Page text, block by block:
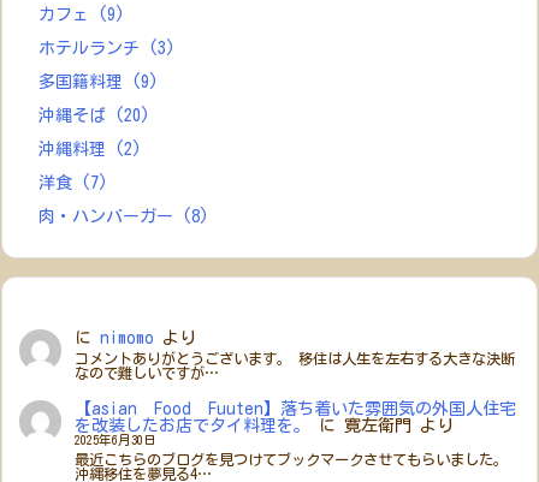
カフェ
(9)
ホテルランチ
(3)
多国籍料理
(9)
沖縄そば
(20)
沖縄料理
(2)
洋食
(7)
肉・ハンバーガー
(8)
に nimomo より
コメントありがとうございます。 移住は人生を左右する大きな決断
なので難しいですが…
【asian Food Fuuten】落ち着いた雰囲気の外国人住宅
を改装したお店でタイ料理を。
に 寛左衛門 より
2025年6月30日
最近こちらのブログを見つけてブックマークさせてもらいました。
沖縄移住を夢見る4…